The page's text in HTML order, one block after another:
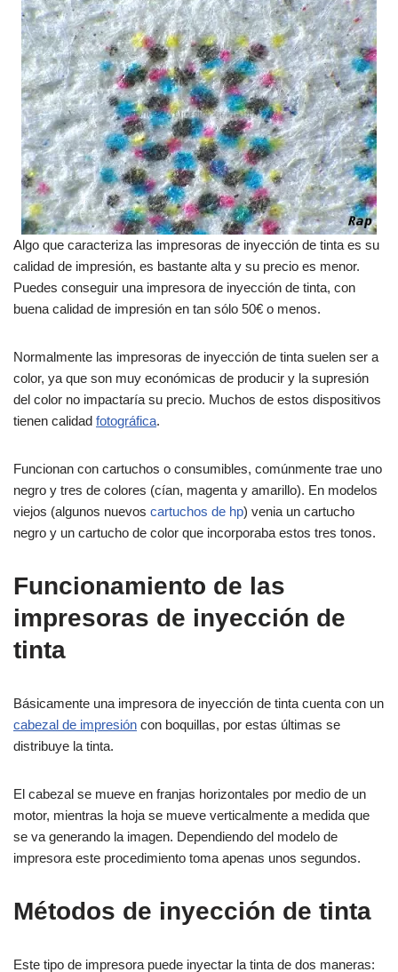
Algo que caracteriza las impresoras de inyección de tinta es su
calidad de impresión, es bastante alta y su precio es menor.
Puedes conseguir una impresora de inyección de tinta, con
buena calidad de impresión en tan sólo 50€ o menos.
Normalmente las impresoras de inyección de tinta suelen ser a
color, ya que son muy económicas de producir y la supresión
del color no impactaría su precio. Muchos de estos dispositivos
tienen calidad fotográfica.
Funcionan con cartuchos o consumibles, comúnmente trae uno
negro y tres de colores (cían, magenta y amarillo). En modelos
viejos (algunos nuevos cartuchos de hp) venia un cartucho
negro y un cartucho de color que incorporaba estos tres tonos.
Funcionamiento de las
impresoras de inyección de
tinta
Básicamente una impresora de inyección de tinta cuenta con un
cabezal de impresión con boquillas, por estas últimas se
distribuye la tinta.
El cabezal se mueve en franjas horizontales por medio de un
motor, mientras la hoja se mueve verticalmente a medida que
se va generando la imagen. Dependiendo del modelo de
impresora este procedimiento toma apenas unos segundos.
Métodos de inyección de tinta
Este tipo de impresora puede inyectar la tinta de dos maneras: